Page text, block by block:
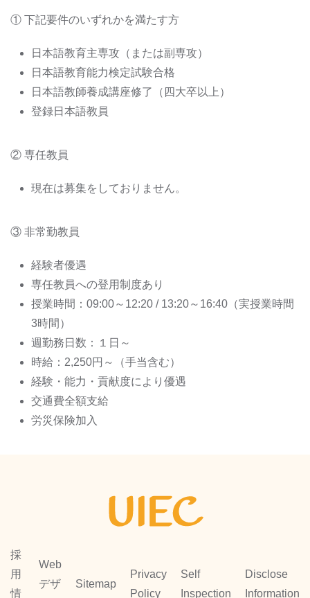
① 下記要件のいずれかを満たす方
日本語教育主専攻（または副専攻）
日本語教育能力検定試験合格
日本語教師養成講座修了（四大卒以上）
登録日本語教員
② 専任教員
現在は募集をしておりません。
③ 非常勤教員
経験者優遇
専任教員への登用制度あり
授業時間：09:00～12:20 / 13:20～16:40（実授業時間
3時間）
週勤務日数：１日～
時給：2,250円～（手当含む）
経験・能力・貢献度により優遇
交通費全額支給
労災保険加入
採
用
情
Web
デザ
Sitemap
Privacy
Policy
Self
Inspection
Disclose
Information